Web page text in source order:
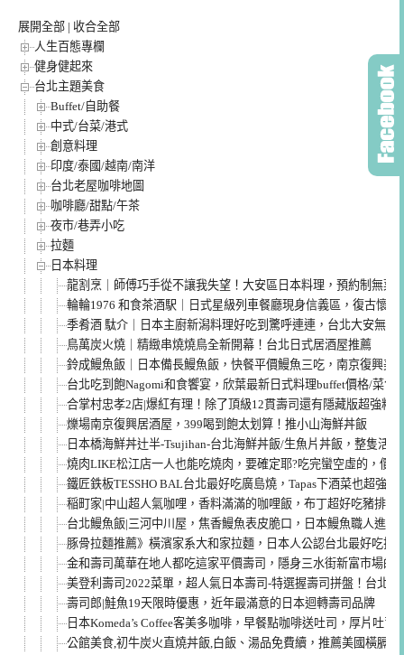
展開全部 | 收合全部
人生百態專欄
健身健起來
台北主題美食
Buffet/自助餐
中式/台菜/港式
創意料理
印度/泰國/越南/南洋
台北老屋咖啡地圖
咖啡廳/甜點/午茶
夜市/巷弄小吃
拉麵
日本料理
龍割烹｜師傅巧手從不讓我失望！大安區日本料理，預約制無菜
輪輪1976 和食茶酒駅｜日式星級列車餐廳現身信義區，復古懷舊
季肴酒 駄介｜日本主廚新潟料理好吃到驚呼連連，台北大安無菜
鳥萬炭火燒｜精緻串燒燒鳥全新開幕！台北日式居酒屋推薦
鈴成鰻魚飯｜日本備長鰻魚飯，快餐平價鰻魚三吃，南京復興美
台北吃到飽Nagomi和食饗宴，欣葉最新日式料理buffet價格/菜色/
合掌村忠孝2店|爆紅有理！除了頂級12貫壽司還有隱藏版超強料理
爍場南京復興居酒屋，399喝到飽太划算！推小山海鮮丼飯
日本橋海鮮丼辻半-Tsujihan-台北海鮮丼飯/生魚片丼飯，整隻活
燒肉LIKE松江店一人也能吃燒肉，要確定耶?吃完蠻空虛的，價
鐵匠鉄板TESSHO BAL台北最好吃廣島燒，Tapas下酒菜也超強
稲町家|中山超人氣咖哩，香料滿滿的咖哩飯，布丁超好吃豬排超
台北鰻魚飯|三河中川屋，焦香鰻魚表皮脆口，日本鰻魚職人進軍
豚骨拉麵推薦》橫濱家系大和家拉麵，日本人公認台北最好吃拉
金和壽司萬華在地人都吃這家平價壽司，隱身三水街新富市場的
美登利壽司2022菜單，超人氣日本壽司-特選握壽司拼盤！台北忠
壽司郎|鮭魚19天限時優惠，近年最滿意的日本迴轉壽司品牌
日本Komeda’s Coffee客美多咖啡，早餐點咖啡送吐司，厚片吐司
公館美食,初牛炭火直燒丼飯,白飯、湯品免費續，推薦美國橫膈膜